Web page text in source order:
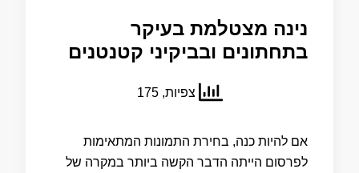
נינה מצטלמת בעיקר
בתחתונים ובביקיני קטנטנים
צפיות, 175
אם להיות כנה, בחירת התמונות המתאימות
לפרסום הייתה הדבר הקשה ביותר במקרה של